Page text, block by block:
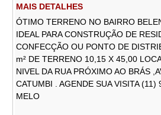
MAIS DETALHES
ÓTIMO TERRENO NO BAIRRO
IDEAL PARA CONSTRUÇÃO DE
CONFECÇÃO OU PONTO DE
m² DE TERRENO 10,15 X 45,00
NIVEL DA RUA PRÓXIMO AO BRÁS
CATUMBI . AGENDE SUA VISITA
MELO